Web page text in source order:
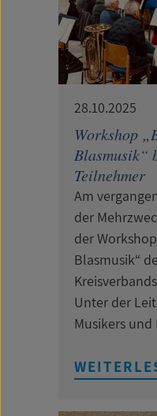
28.10.2025
Workshop
Blasmusik“
Teilnehmer
Am
der
der
Blasmusik“
Unter der
Musikers